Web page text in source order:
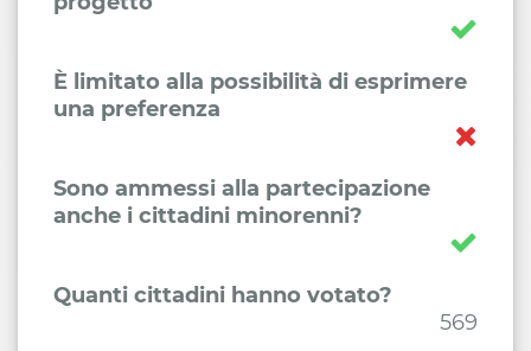
È limitato alla possibilità di esprimere
una preferenza
Sono ammessi alla partecipazione
anche i cittadini minorenni?
Quanti cittadini hanno votato?
569